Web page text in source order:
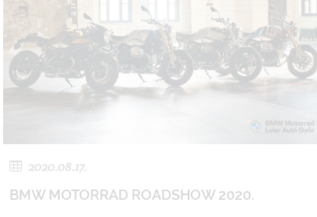
2020.08.17.
BMW MOTORRAD ROADSHOW 2020.